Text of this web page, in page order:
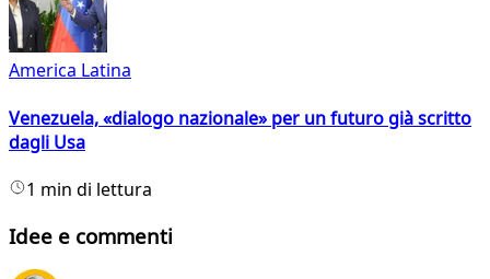
America Latina
Venezuela, «dialogo nazionale» per un futuro già scritto
dagli Usa
1 min di lettura
Idee e commenti